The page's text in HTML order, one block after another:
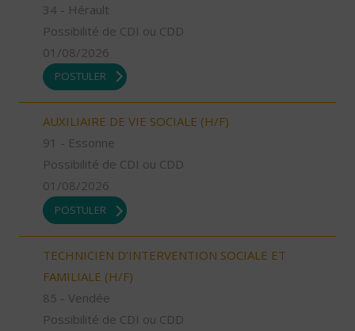
34 - Hérault
Possibilité de CDI ou CDD
01/08/2026
POSTULER
AUXILIAIRE DE VIE SOCIALE (H/F)
91 - Essonne
Possibilité de CDI ou CDD
01/08/2026
POSTULER
TECHNICIEN D’INTERVENTION SOCIALE ET
FAMILIALE (H/F)
85 - Vendée
Possibilité de CDI ou CDD